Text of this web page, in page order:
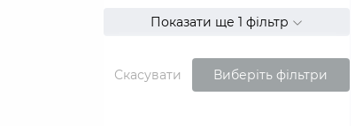
Показати ще 1 фільтр
Скасувати Виберіть фільтри